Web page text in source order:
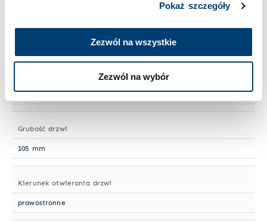
Pokaż szczegóły
Zezwól na wszystkie
Zezwól na wybór
PN-EN 1143-1
Odporność ogniowa
LFS 30 P wg PN-EN 15659 - 30 min. dla dokumentów
papierowych
Grubość drzwi
105 mm
Kierunek otwierania drzwi
prawostronne